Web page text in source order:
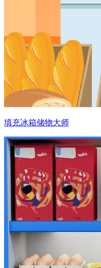
填充冰箱储物大师